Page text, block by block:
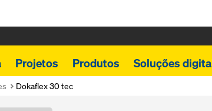
Projetos Produtos Soluções
Dokaflex 30 tec